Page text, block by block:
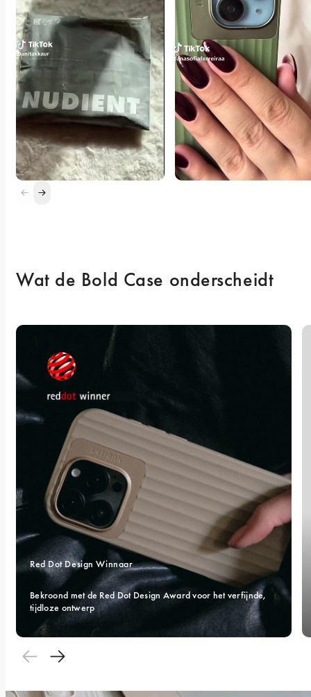
Wat de Bold Case onderscheidt
Red Dot Design Winnaar
Bekroond met de Red Dot Design Award voor het verfijnde,
tijdloze ontwerp